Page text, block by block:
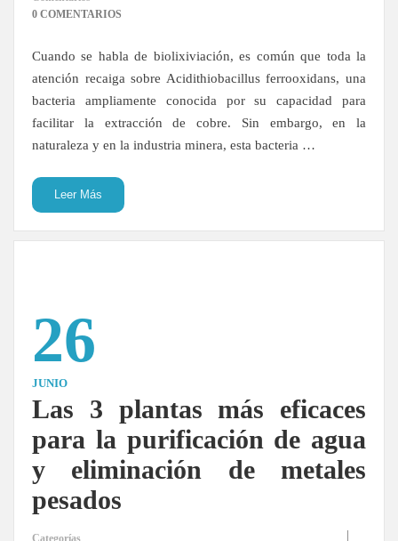
0 COMENTARIOS
Cuando se habla de biolixiviación, es común que toda la
atención recaiga sobre Acidithiobacillus ferrooxidans, una
bacteria ampliamente conocida por su capacidad para
facilitar la extracción de cobre. Sin embargo, en la
naturaleza y en la industria minera, esta bacteria …
Leer Más
26
JUNIO
Las 3 plantas más eficaces
para la purificación de agua
y eliminación de metales
pesados
Categorías